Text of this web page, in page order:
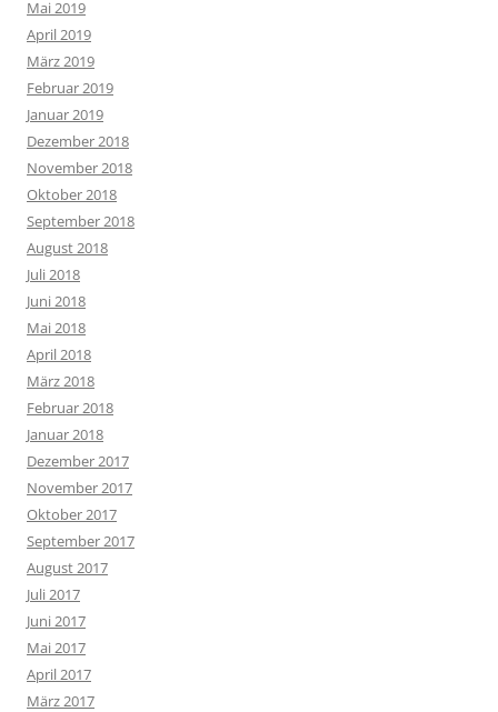
Mai 2019
April 2019
März 2019
Februar 2019
Januar 2019
Dezember 2018
November 2018
Oktober 2018
September 2018
August 2018
Juli 2018
Juni 2018
Mai 2018
April 2018
März 2018
Februar 2018
Januar 2018
Dezember 2017
November 2017
Oktober 2017
September 2017
August 2017
Juli 2017
Juni 2017
Mai 2017
April 2017
März 2017